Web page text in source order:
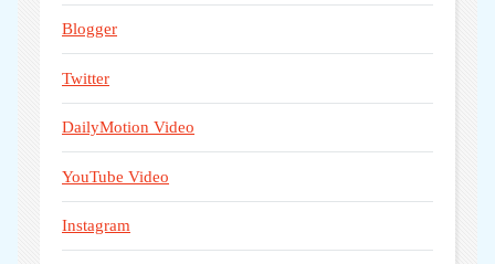
Blogger
Twitter
DailyMotion Video
YouTube Video
Instagram